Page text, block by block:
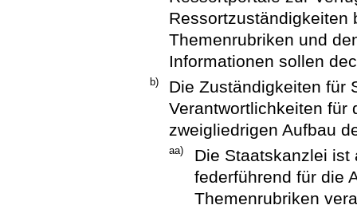
Ressortzuständigkeiten
Themenrubriken und
Informationen sollen
b)
Die Zuständigkeiten für
Verantwortlichkeiten für
zweigliedrigen Aufbau
aa)
Die Staatskanzlei ist
federführend für die
Themenrubriken